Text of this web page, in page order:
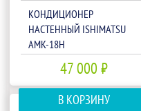
КОНДИЦИОНЕР
НАСТЕННЫЙ ISHIMATSU
AMK-18H
47 000 ₽
В КОРЗИНУ